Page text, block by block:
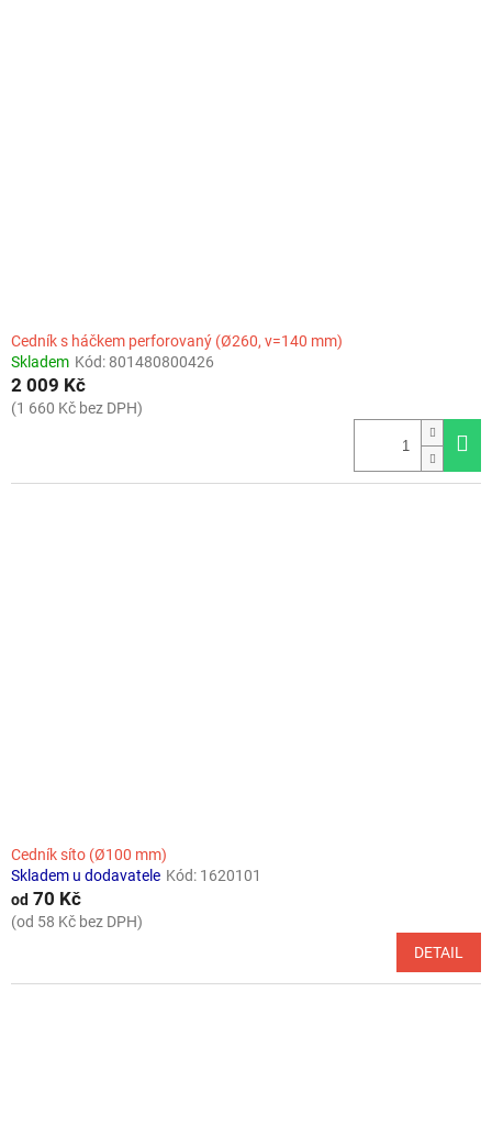
Cedník s háčkem perforovaný (Ø260, v=140 mm)
Skladem Kód: 801480800426
2 009 Kč
(1 660 Kč bez DPH)
Cedník síto (Ø100 mm)
Skladem u dodavatele Kód: 1620101
od 70 Kč
(od 58 Kč bez DPH)
DETAIL